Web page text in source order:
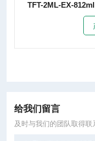
给我们留言
及时与我们的团队取得